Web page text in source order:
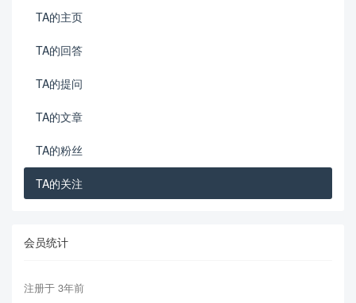
TA的主页
TA的回答
TA的提问
TA的文章
TA的粉丝
TA的关注
会员统计
注册于 3年前